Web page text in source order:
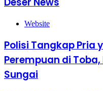
Website
Polisi Tangkap Pria
Perempuan di
Sungai